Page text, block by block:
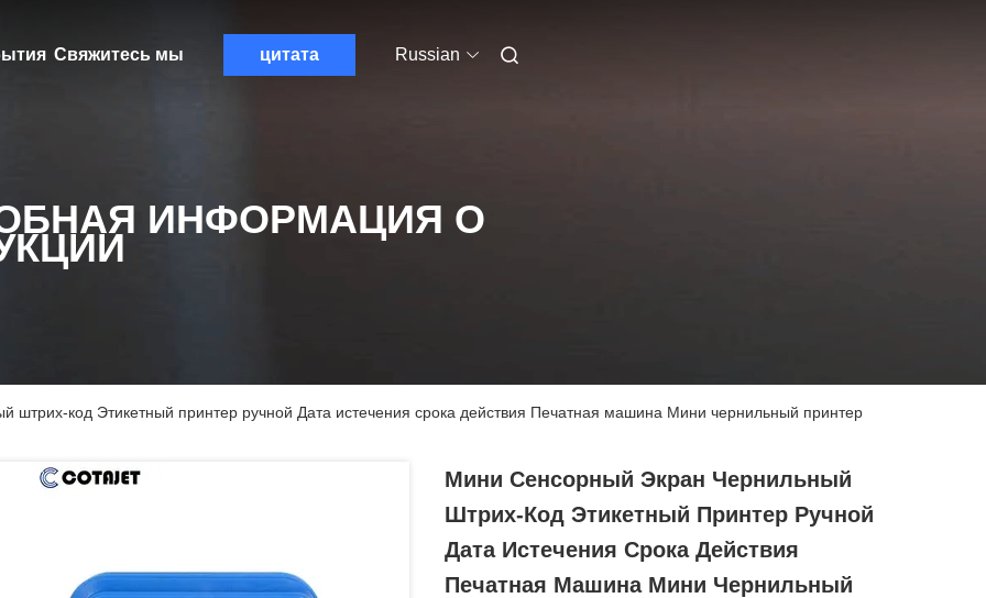
Свяжитесь мы цитата Russian
ИНФОРМАЦИЯ О
штрих-код Этикетный принтер ручной Дата истечения срока действия Печатная машина Мини чернильный принтер
Мини Сенсорный Экран Чернильный
Штрих-Код Этикетный Принтер Ручной
Дата Истечения Срока Действия
Печатная Машина Мини Чернильный